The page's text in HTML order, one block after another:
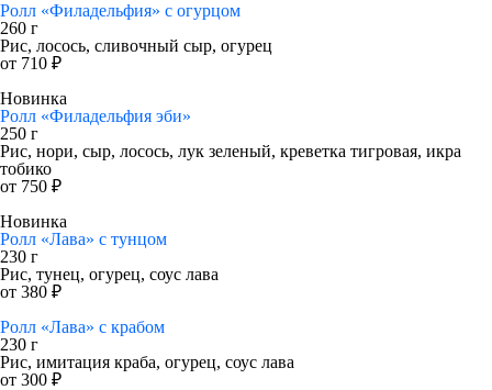
Ролл «Филадельфия» с огурцом
260 г
Рис, лосось, сливочный сыр, огурец
от 710 ₽
Новинка
Ролл «Филадельфия эби»
250 г
Рис, нори, сыр, лосось, лук зеленый, креветка тигровая, икра
тобико
от 750 ₽
Новинка
Ролл «Лава» с тунцом
230 г
Рис, тунец, огурец, соус лава
от 380 ₽
Ролл «Лава» с крабом
230 г
Рис, имитация краба, огурец, соус лава
от 300 ₽